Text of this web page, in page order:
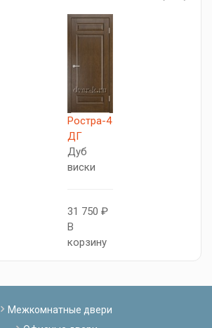
Ростра-4
ДГ
Дуб
виски
31 750 ₽
В
корзину
Межкомнатные двери